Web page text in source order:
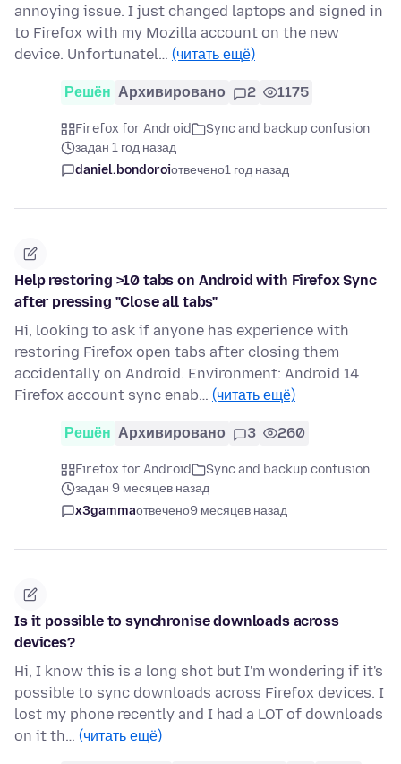
annoying issue. I just changed laptops and signed in
to Firefox with my Mozilla account on the new
device. Unfortunatel… (читать ещё)
Решён Архивировано 2 1175
Firefox for Android
Sync and backup confusion
задан 1 год назад
daniel.bondoroiотвечено1 год назад
Help restoring >10 tabs on Android with Firefox Sync
after pressing "Close all tabs"
Hi, looking to ask if anyone has experience with
restoring Firefox open tabs after closing them
accidentally on Android. Environment: Android 14
Firefox account sync enab… (читать ещё)
Решён Архивировано 3 260
Firefox for Android
Sync and backup confusion
задан 9 месяцев назад
x3gammaотвечено9 месяцев назад
Is it possible to synchronise downloads across
devices?
Hi, I know this is a long shot but I'm wondering if it's
possible to sync downloads across Firefox devices. I
lost my phone recently and I had a LOT of downloads
on it th… (читать ещё)